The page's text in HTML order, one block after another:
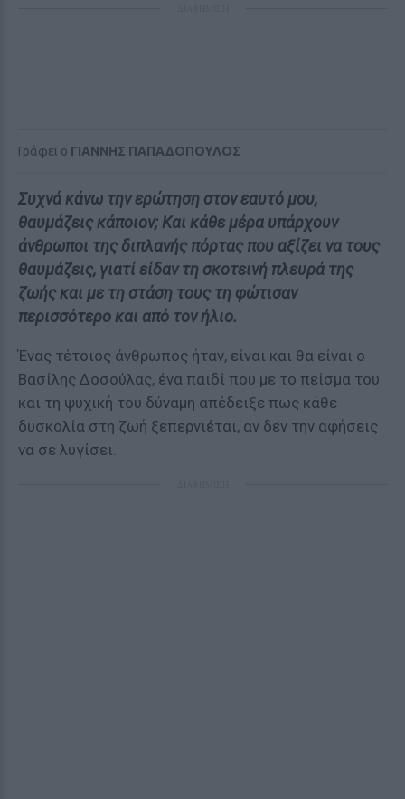
Γράφει ο ΓΙΑΝΝΗΣ ΠΑΠΑΔΟΠΟΥΛΟΣ
Συχνά κάνω την ερώτηση στον εαυτό μου,
θαυμάζεις κάποιον; Και κάθε μέρα υπάρχουν
άνθρωποι της διπλανής πόρτας που αξίζει να τους
θαυμάζεις, γιατί είδαν τη σκοτεινή πλευρά της
ζωής και με τη στάση τους τη φώτισαν
περισσότερο και από τον ήλιο.
Ένας τέτοιος άνθρωπος ήταν, είναι και θα είναι ο
Βασίλης Δοσούλας, ένα παιδί που με το πείσμα του
και τη ψυχική του δύναμη απέδειξε πως κάθε
δυσκολία στη ζωή ξεπερνιέται, αν δεν την αφήσεις
να σε λυγίσει.